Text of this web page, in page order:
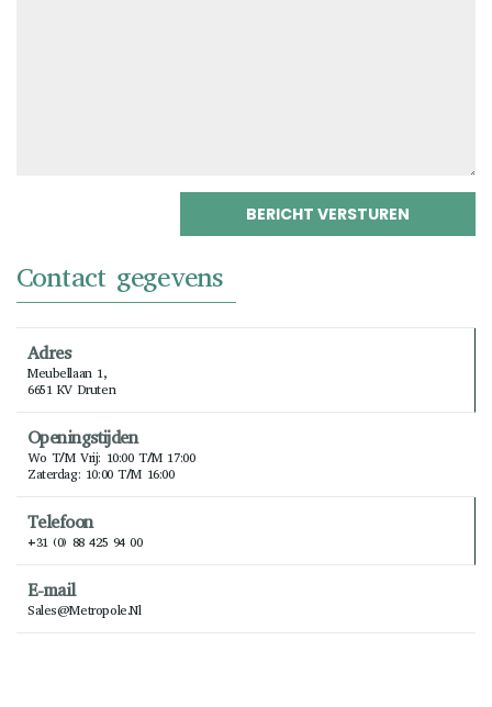
Contact gegevens
Adres
Meubellaan 1,
6651 KV Druten
Openingstijden
Wo T/m Vrij: 10:00 T/m 17:00
Zaterdag: 10:00 T/m 16:00
Telefoon
+31 (0) 88 425 94 00
E-mail
Sales@metropole.nl